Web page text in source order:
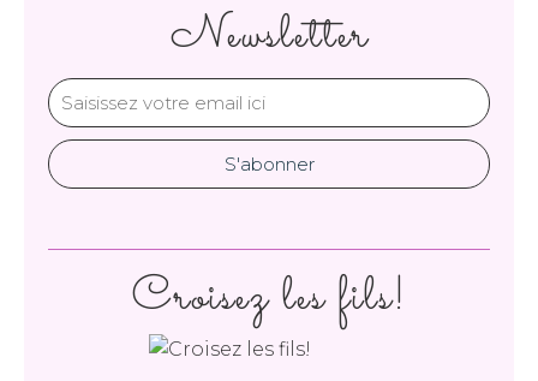
Newsletter
Croisez les fils!